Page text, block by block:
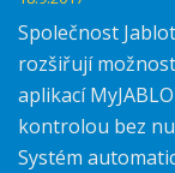
Společnost
rozšiřují
aplikací
kontrolou bez
Systém